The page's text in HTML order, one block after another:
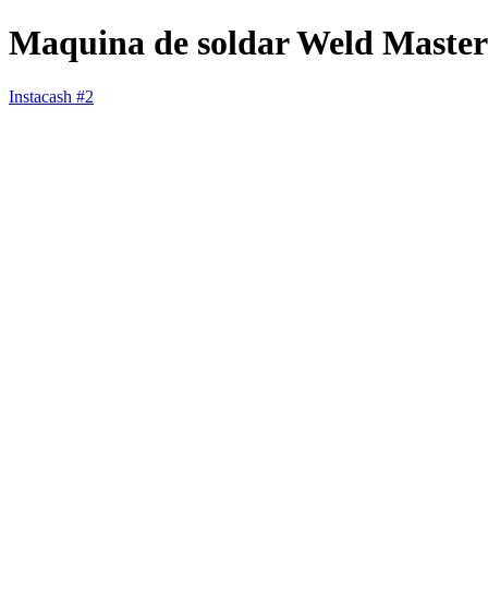
Maquina de soldar Weld
Instacash #2